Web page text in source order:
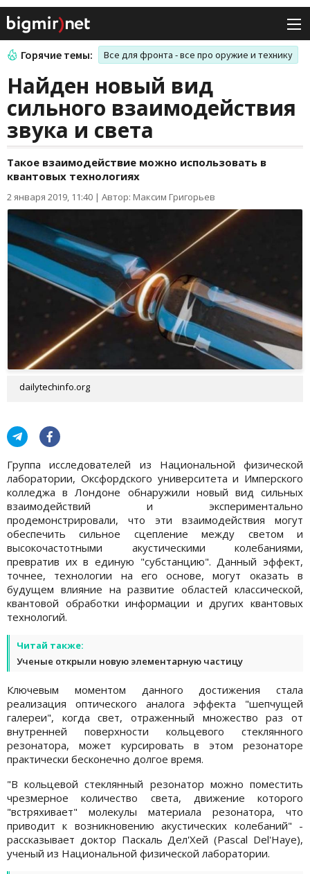
Горячие темы: Все для фронта - все про оружие и технику
Найден новый вид
сильного взаимодействия
звука и света
Такое взаимодействие можно использовать в
квантовых технологиях
2 января 2019, 11:40 | Автор: Максим Григорьев
dailytechinfo.org
Группа исследователей из Национальной физической
лаборатории, Оксфордского университета и Имперского
колледжа в Лондоне обнаружили новый вид сильных
взаимодействий и экспериментально
продемонстрировали, что эти взаимодействия могут
обеспечить сильное сцепление между светом и
высокочастотными акустическими колебаниями,
превратив их в единую "субстанцию". Данный эффект,
точнее, технологии на его основе, могут оказать в
будущем влияние на развитие областей классической,
квантовой обработки информации и других квантовых
технологий.
Читай также:
Ученые открыли новую элементарную частицу
Ключевым моментом данного достижения стала
реализация оптического аналога эффекта "шепчущей
галереи", когда свет, отраженный множество раз от
внутренней поверхности кольцевого стеклянного
резонатора, может курсировать в этом резонаторе
практически бесконечно долгое время.
"В кольцевой стеклянный резонатор можно поместить
чрезмерное количество света, движение которого
"встряхивает" молекулы материала резонатора, что
приводит к возникновению акустических колебаний" -
рассказывает доктор Паскаль Дел'Хей (Pascal Del'Haye),
ученый из Национальной физической лаборатории.